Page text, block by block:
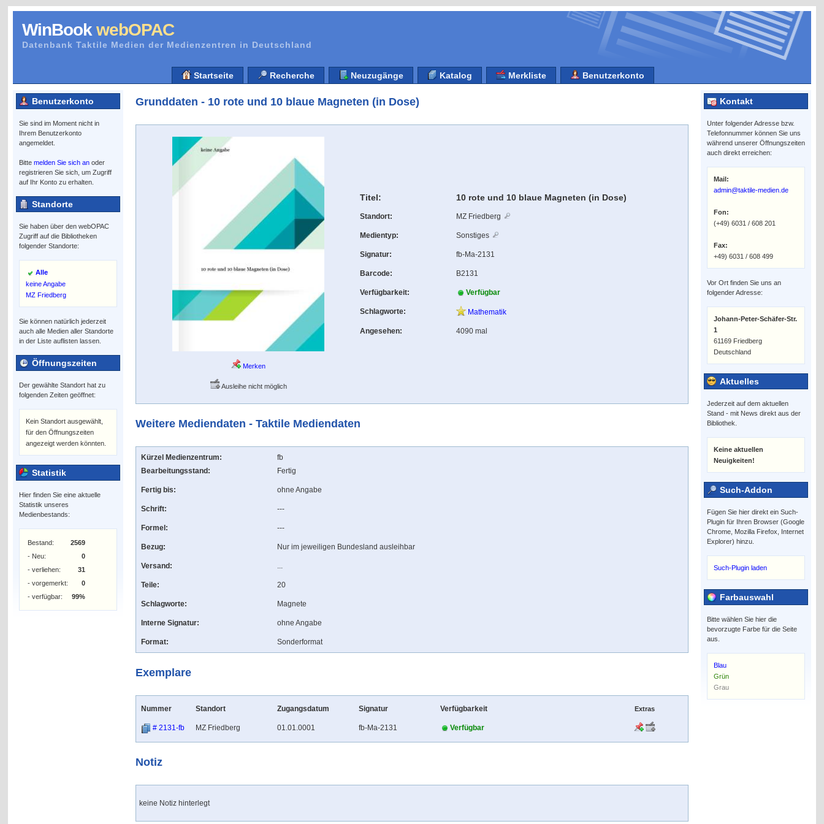
WinBook webOPAC
Datenbank Taktile Medien der Medienzentren in Deutschland
Startseite Recherche Neuzugänge Katalog Merkliste Benutzerkonto
Benutzerkonto
Sie sind im Moment nicht in
Ihrem Benutzerkonto
angemeldet.
Bittemelden Sie sich an oder
registrieren Sie sich, um Zugriff
auf Ihr Konto zu erhalten.
Standorte
Sie haben über den webOPAC
Zugriff auf die Bibliotheken
folgender Standorte:
Alle
keine Angabe
MZ Friedberg
Sie können natürlich jederzeit
auch alle Medien aller Standorte
in der Liste auflisten lassen.
Öffnungszeiten
Der gewählte Standort hat zu
folgenden Zeiten geöffnet:
Kein Standort ausgewählt,
für den Öffnungszeiten
angezeigt werden könnten.
Statistik
Hier finden Sie eine aktuelle
Statistik unseres
Medienbestands:
Bestand:
2569
- Neu:
0
- verliehen:
31
- vorgemerkt:
0
- verfügbar:
99%
Kontakt
Unter folgender Adresse bzw.
Telefonnummer können Sie uns
während unserer Öffnungszeiten
auch direkt erreichen:
Mail:
admin@taktile-medien.de
Fon:
(+49) 6031 / 608 201
Fax:
+49) 6031 / 608 499
Vor Ort finden Sie uns an
folgender Adresse:
Johann-Peter-Schäfer-Str.
1
61169 Friedberg
Deutschland
Aktuelles
Jederzeit auf dem aktuellen
Stand - mit News direkt aus der
Bibliothek.
Keine aktuellen
Neuigkeiten!
Such-Addon
Fügen Sie hier direkt ein Such-
Plugin für Ihren Browser (Google
Chrome, Mozilla Firefox, Internet
Explorer) hinzu.
Such-Plugin laden
Farbauswahl
Bitte wählen Sie hier die
bevorzugte Farbe für die Seite
aus.
Blau
Grün
Grau
Grunddaten - 10 rote und 10 blaue Magneten (in Dose)
Merken
Ausleihe nicht möglich
Titel: 10 rote und 10 blaue Magneten (in Dose)
Standort: MZ Friedberg
Medientyp: Sonstiges
Signatur: fb-Ma-2131
Barcode: B2131
Verfügbarkeit: Verfügbar
Schlagworte: Mathematik
Angesehen: 4090 mal
Weitere Mediendaten - Taktile Mediendaten
Kürzel Medienzentrum:
fb
Bearbeitungsstand:
Fertig
Fertig bis: ohne Angabe
Schrift: ---
Formel: ---
Bezug: Nur im jeweiligen Bundesland ausleihbar
Versand: ...
Teile: 20
Schlagworte: Magnete
Interne Signatur: ohne Angabe
Format: Sonderformat
Exemplare
Nummer Standort Zugangsdatum Signatur Verfügbarkeit Extras
# 2131-fb MZ Friedberg 01.01.0001 fb-Ma-2131 Verfügbar
Notiz
keine Notiz hinterlegt